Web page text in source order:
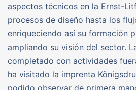
aspectos técnicos en la Ernst-
procesos de diseño hasta los
enriqueciendo así su formación
ampliando su visión del sector.
completado con actividades
ha visitado la imprenta
podido observar de primera